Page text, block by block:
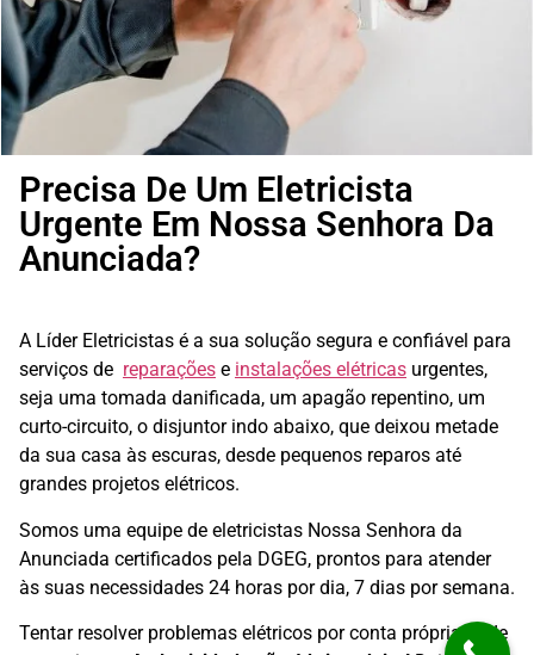
Precisa De Um Eletricista
Urgente Em Nossa Senhora Da
Anunciada?
A Líder Eletricistas é a sua solução segura e confiável para
serviços de reparações e instalações elétricas urgentes,
seja uma tomada danificada, um apagão repentino, um
curto-circuito, o disjuntor indo abaixo, que deixou metade
da sua casa às escuras, desde pequenos reparos até
grandes projetos elétricos.
Somos uma equipe de eletricistas Nossa Senhora da
Anunciada certificados pela DGEG, prontos para atender
às suas necessidades 24 horas por dia, 7 dias por semana.
Tentar resolver problemas elétricos por conta própria pode